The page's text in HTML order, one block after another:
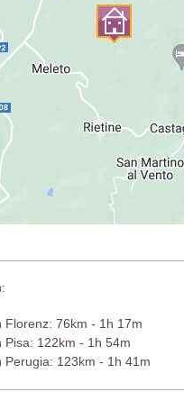
Florenz: 76km - 1h 17m
Pisa: 122km - 1h 54m
Perugia: 123km - 1h 41m